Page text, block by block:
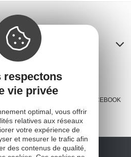
FACEBOOK
respectons
vie privée
optimal, vous offrir
relatives aux réseaux
votre expérience de
et mesurer le trafic afin
des contenus de qualité,